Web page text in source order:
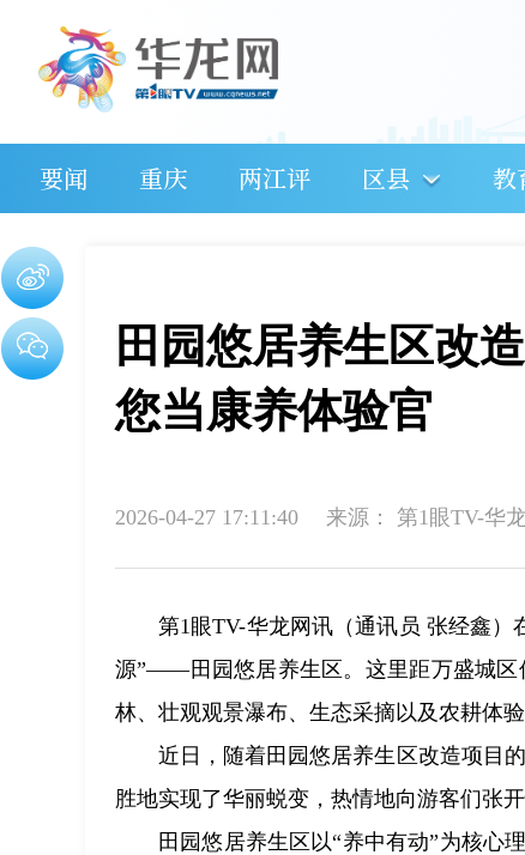
要闻 重庆 两江评 区县 教
田园悠居养生区改
您当康养体验官
2026-04-27 17:11:40 来源： 第1眼TV-华
第1眼TV-华龙网讯（通讯员 张经鑫）
源”——田园悠居养生区。这里距万盛城区
林、壮观观景瀑布、生态采摘以及农耕体验
近日，随着田园悠居养生区改造项目
胜地实现了华丽蜕变，热情地向游客们张
田园悠居养生区以“养中有动”为核心